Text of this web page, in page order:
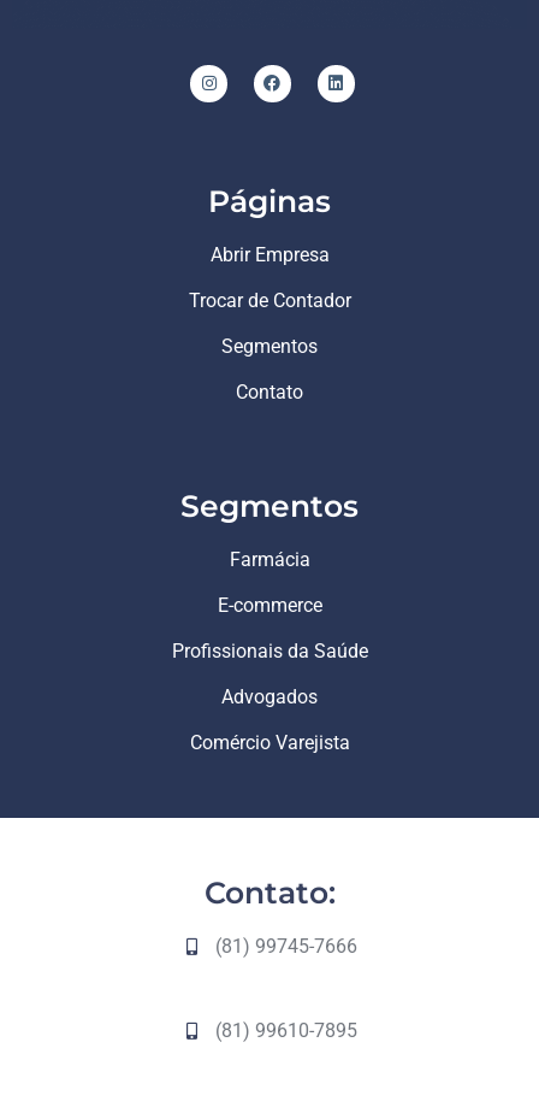
Páginas
Abrir Empresa
Trocar de Contador
Segmentos
Contato
Segmentos
Farmácia
E-commerce
Profissionais da Saúde
Advogados
Comércio Varejista
Contato:
(81) 99745-7666
(81) 99610-7895